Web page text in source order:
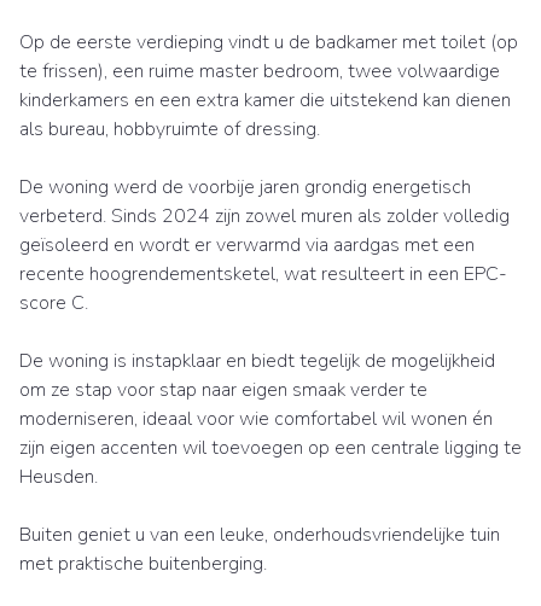
Op de eerste verdieping vindt u de badkamer met toilet (op
te frissen), een ruime master bedroom, twee volwaardige
kinderkamers en een extra kamer die uitstekend kan dienen
als bureau, hobbyruimte of dressing.
De woning werd de voorbije jaren grondig energetisch
verbeterd. Sinds 2024 zijn zowel muren als zolder volledig
geïsoleerd en wordt er verwarmd via aardgas met een
recente hoogrendementsketel, wat resulteert in een EPC-
score C.
De woning is instapklaar en biedt tegelijk de mogelijkheid
om ze stap voor stap naar eigen smaak verder te
moderniseren, ideaal voor wie comfortabel wil wonen én
zijn eigen accenten wil toevoegen op een centrale ligging te
Heusden.
Buiten geniet u van een leuke, onderhoudsvriendelijke tuin
met praktische buitenberging.